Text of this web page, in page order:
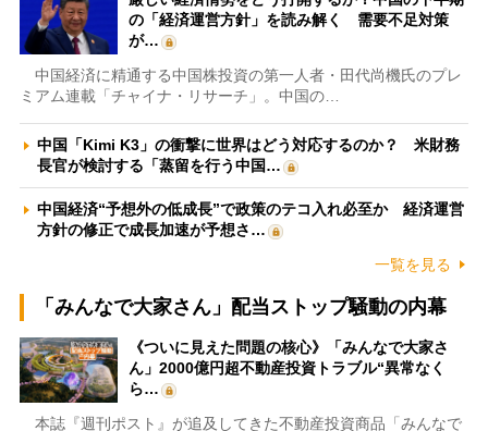
の「経済運営方針」を読み解く 需要不足対策
が…
中国経済に精通する中国株投資の第一人者・田代尚機氏のプレ
ミアム連載「チャイナ・リサーチ」。中国の…
中国「Kimi K3」の衝撃に世界はどう対応するのか？ 米財務
長官が検討する「蒸留を行う中国…
中国経済“予想外の低成長”で政策のテコ入れ必至か 経済運営
方針の修正で成長加速が予想さ…
一覧を見る
「みんなで大家さん」配当ストップ騒動の内幕
《ついに見えた問題の核心》「みんなで大家さ
ん」2000億円超不動産投資トラブル“異常なく
ら…
本誌『週刊ポスト』が追及してきた不動産投資商品「みんなで